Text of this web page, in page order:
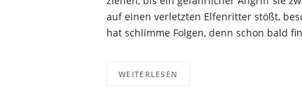
auf einen verletzten Elfenritter stößt,
hat schlimme Folgen, denn schon bald
WEITERLESEN